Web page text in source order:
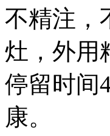
不精注，
灶，外用
停留时间
康。